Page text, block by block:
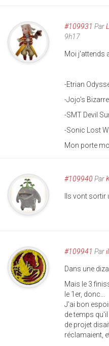
#109931 Par
9h17
Moi j'attends
-Etrian
-Jojo's
-SMT Devil
-Sonic Lost
Mon porte
#109940 Par
Ils vont sortir
#109941 Par
Dans une
Mais le 3
le 1er, donc...
J'ai bon
de temps
de projet
réclamaient,